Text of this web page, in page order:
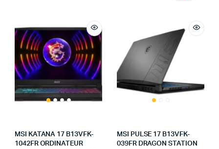
MSI KATANA 17 B13VFK-
1042FR ORDINATEUR
MSI PULSE 17 B13VFK-
039FR DRAGON STATION